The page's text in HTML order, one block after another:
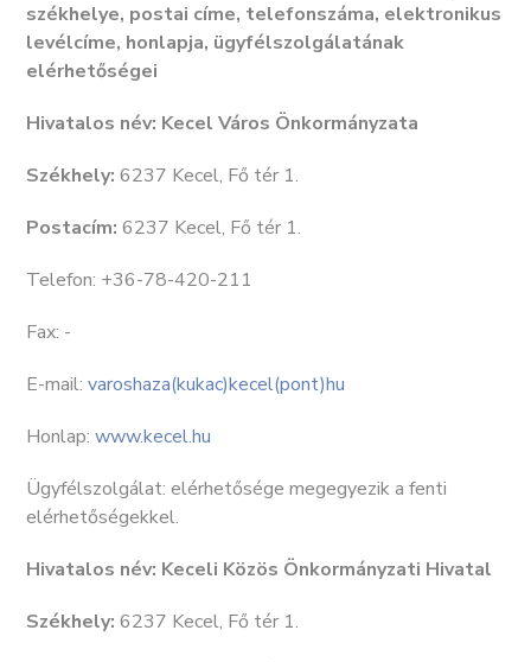
székhelye, postai címe, telefonszáma, elektronikus
levélcíme, honlapja, ügyfélszolgálatának
elérhetőségei
Hivatalos név: Kecel Város Önkormányzata
Székhely: 6237 Kecel, Fő tér 1.
Postacím: 6237 Kecel, Fő tér 1.
Telefon: +36-78-420-211
Fax: -
E-mail: varoshaza(kukac)kecel(pont)hu
Honlap: www.kecel.hu
Ügyfélszolgálat: elérhetősége megegyezik a fenti
elérhetőségekkel.
Hivatalos név: Keceli Közös Önkormányzati Hivatal
Székhely: 6237 Kecel, Fő tér 1.